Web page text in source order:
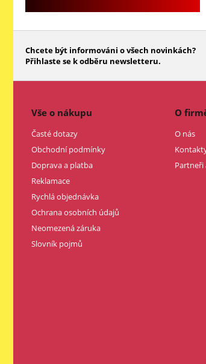
Chcete být informováni o všech novinkách?
Přihlaste se k odběru newsletteru.
Vše o nákupu
Časté dotazy
Obchodní podmínky
Doprava a platba
Reklamace
Rychlá objednávka
Ochrana osobních údajů
Neomezená záruka
Slovník pojmů
O
O nás
Partneři